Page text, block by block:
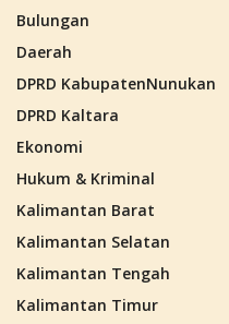
Bulungan
Daerah
DPRD KabupatenNunukan
DPRD Kaltara
Ekonomi
Hukum & Kriminal
Kalimantan Barat
Kalimantan Selatan
Kalimantan Tengah
Kalimantan Timur